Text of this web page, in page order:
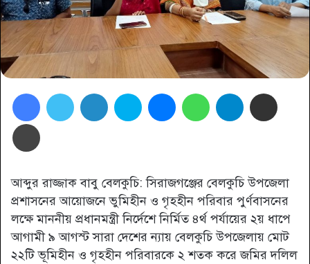
Facebook
Twitter LinkedInSkype MessengerWhatsAppTelegram
প্রিন্ট
আব্দুর রাজ্জাক বাবু বেলকুচি: সিরাজগঞ্জের বেলকুচি উপজেলা
প্রশাসনের আয়োজনে ভুমিহীন ও গৃহহীন পরিবার পুর্ণবাসনের
লক্ষে মাননীয় প্রধানমন্ত্রী নির্দেশে নির্মিত ৪র্থ পর্যায়ের ২য় ধাপে
আগামী ৯ আগস্ট সারা দেশের ন্যায় বেলকুচি উপজেলায় মোট
২২টি ভূমিহীন ও গৃহহীন পরিবারকে ২ শতক করে জমির দলিল